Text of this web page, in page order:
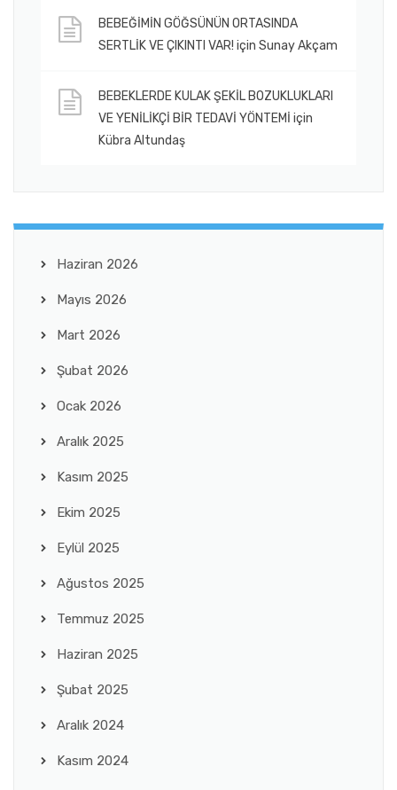
BEBEĞİMİN GÖĞSÜNÜN ORTASINDA
SERTLİK VE ÇIKINTI VAR! için Sunay Akçam
BEBEKLERDE KULAK ŞEKİL BOZUKLUKLARI
VE YENİLİKÇİ BİR TEDAVİ YÖNTEMİ için
Kübra Altundaş
Haziran 2026
Mayıs 2026
Mart 2026
Şubat 2026
Ocak 2026
Aralık 2025
Kasım 2025
Ekim 2025
Eylül 2025
Ağustos 2025
Temmuz 2025
Haziran 2025
Şubat 2025
Aralık 2024
Kasım 2024